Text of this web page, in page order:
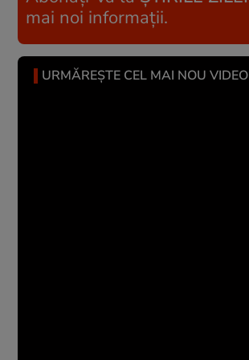
mai noi informații.
URMĂREȘTE CEL MAI NOU VIDEO